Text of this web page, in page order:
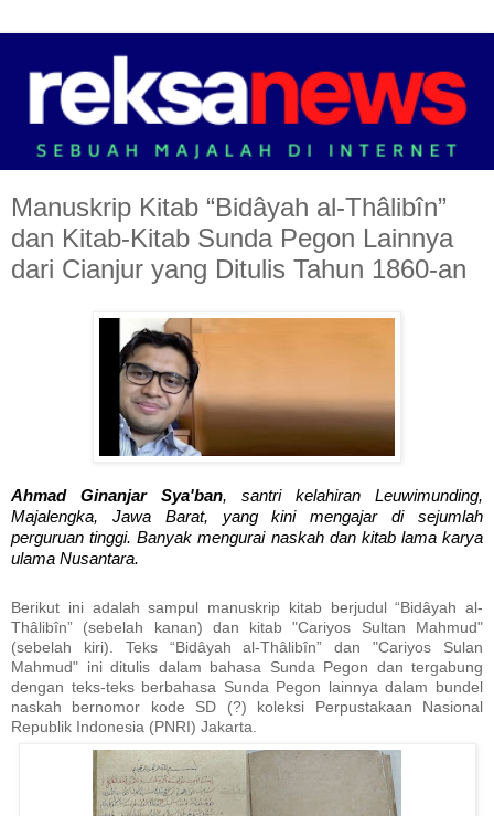
Manuskrip Kitab “Bidâyah al-Thâlibîn”
dan Kitab-Kitab Sunda Pegon Lainnya
dari Cianjur yang Ditulis Tahun 1860-an
Ahmad Ginanjar Sya'ban, santri kelahiran Leuwimunding,
Majalengka, Jawa Barat, yang kini mengajar di sejumlah
perguruan tinggi. Banyak mengurai naskah dan kitab lama karya
ulama Nusantara.
Berikut ini adalah sampul manuskrip kitab berjudul “Bidâyah al-
Thâlibîn” (sebelah kanan) dan kitab "Cariyos Sultan Mahmud"
(sebelah kiri). Teks “Bidâyah al-Thâlibîn” dan "Cariyos Sulan
Mahmud" ini ditulis dalam bahasa Sunda Pegon dan tergabung
dengan teks-teks berbahasa Sunda Pegon lainnya dalam bundel
naskah bernomor kode SD (?) koleksi Perpustakaan Nasional
Republik Indonesia (PNRI) Jakarta.